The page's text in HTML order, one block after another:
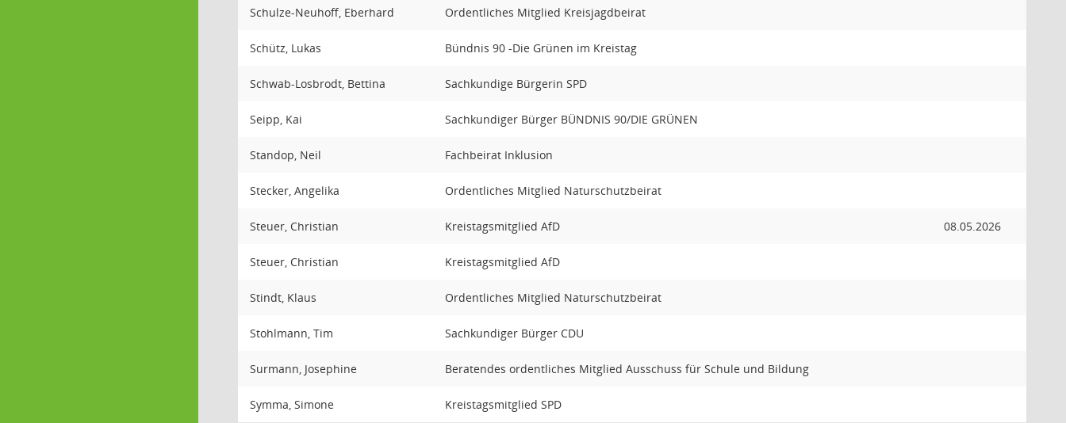
Schulze-Neuhoff, Eberhard Ordentliches Mitglied Kreisjagdbeirat
Schütz, Lukas Bündnis 90 -Die Grünen im Kreistag
Schwab-Losbrodt, Bettina Sachkundige Bürgerin SPD
Seipp, Kai Sachkundiger Bürger BÜNDNIS 90/DIE GRÜNEN
Standop, Neil Fachbeirat Inklusion
Stecker, Angelika Ordentliches Mitglied Naturschutzbeirat
Steuer, Christian Kreistagsmitglied AfD 08.05.2026
Steuer, Christian Kreistagsmitglied AfD
Stindt, Klaus Ordentliches Mitglied Naturschutzbeirat
Stohlmann, Tim Sachkundiger Bürger CDU
Surmann, Josephine Beratendes ordentliches Mitglied Ausschuss für Schule und Bildung
Symma, Simone Kreistagsmitglied SPD